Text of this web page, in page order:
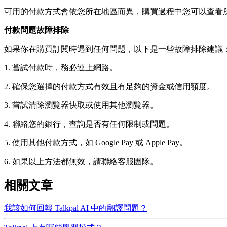
可用的付款方式會依您所在地區而異，購買過程中您可以查看
付款問題故障排除
如果你在購買訂閱時遇到任何問題，以下是一些故障排除建議：
1. 嘗試付款時，務必連上網路。
2. 確保您選擇的付款方式有效且有足夠的資金或信用額度。
3. 嘗試清除瀏覽器快取或使用其他瀏覽器。
4. 聯絡您的銀行，查詢是否有任何限制或問題。
5. 使用其他付款方式，如 Google Pay 或 Apple Pay。
6. 如果以上方法都無效，請聯絡客服團隊。
相關文章
我該如何回報 Talkpal AI 中的翻譯問題？